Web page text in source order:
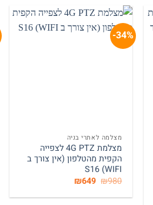
34%-
מצלמה לאתרי בניה
מצלמת 4G PTZ לצפייה
הקפית מהטלפון (אין צורך ב
WIFI) S16
₪980 המחיר
המקורי
היה:
₪649
הוא: